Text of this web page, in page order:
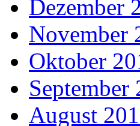
Dezember
November
Oktober
September
August